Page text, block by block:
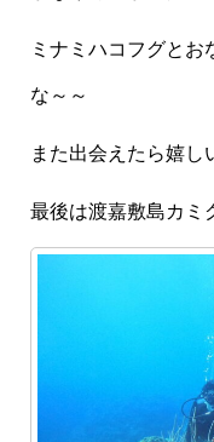
ミナミハコフグとお
な～～
また出会えたら嬉し
最後は渡嘉敷島カミ